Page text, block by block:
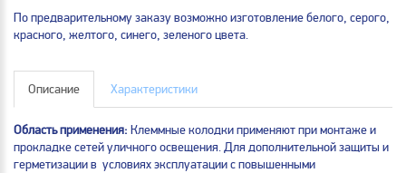
По предварительному заказу возможно изготовление белого, серого,
красного, желтого, синего, зеленого цвета.
Описание Характеристики
Область применения: Клеммные колодки применяют при монтаже и
прокладке сетей уличного освещения. Для дополнительной защиты и
герметизации в условиях эксплуатации с повышенными